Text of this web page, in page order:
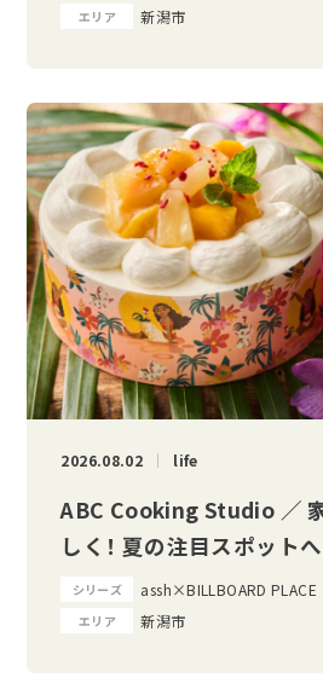
エリア 新潟市
2026.08.02 life
ABC Cooking Studio ／
しく！ 夏の注目スポットへ
シリーズ assh×BILLBOARD PLACE
エリア 新潟市